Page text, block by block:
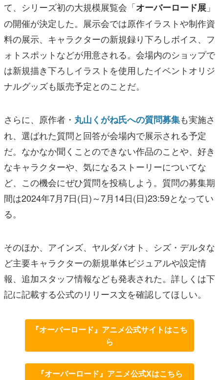
て、シリーズ初の大規模展覧会「オーバーロード展 」
の開催が決定した。展示会では原作イラストや制作資
料の展示、キャラクターの新規録り下ろしボイス、フ
ォトスポットなどが用意される。会場内のショップで
は新規描き下ろしイラストを使用したイベントオリジ
ナルグッズも販売予定とのことだ。
さらに、原作者・ 丸山くがね氏への質問募集も実施さ
れ、選ばれた質問と回答が会場内で展示される予定
だ。なかなか聞くことのできない作品のことや、好き
なキャラクターや、気になるストーリーについてな
ど、この機会にぜひ質問を投稿しよう。質問の募集期
間は2024年7月7日(日)～7月14日(日)23:59となってい
る。
そのほか、アインズ、ヤルダバオト、シズ・デルタな
ど主要キャラクターの新規単体ビジュアルや設定情
報、追加スタッフ情報なども発表された。詳しくは下
記に記載する公式のリリース文を確認してほしい。
『オーバーロード』アニメ公式サイトはこち
ら
『オーバーロード』アニメ公式Xはこちら